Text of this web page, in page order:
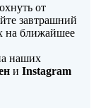
от
завтрашний
на ближайшее
наших
и Instagram